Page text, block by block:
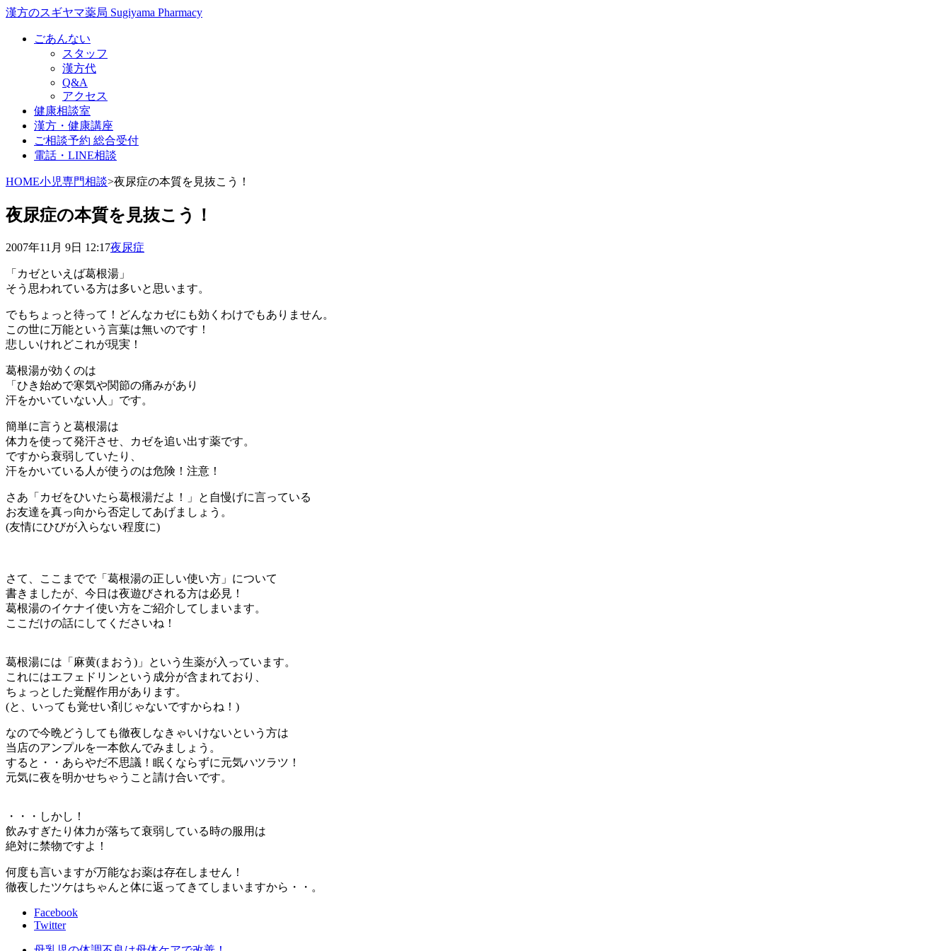
漢方のスギヤマ薬局 Sugiyama Pharmacy
ごあんない
スタッフ
漢方代
Q&A
アクセス
健康相談室
漢方・健康講座
ご相談予約 総合受付
電話・LINE相談
HOME小児専門相談>夜尿症の本質を見抜こう！
夜尿症の本質を見抜こう！
2007年11月 9日 12:17夜尿症
「カゼといえば葛根湯」
そう思われている方は多いと思います。
でもちょっと待って！どんなカゼにも効くわけでもありません。
この世に万能という言葉は無いのです！
悲しいけれどこれが現実！
葛根湯が効くのは
「ひき始めで寒気や関節の痛みがあり
汗をかいていない人」です。
簡単に言うと葛根湯は
体力を使って発汗させ、カゼを追い出す薬です。
ですから衰弱していたり、
汗をかいている人が使うのは危険！注意！
さあ「カゼをひいたら葛根湯だよ！」と自慢げに言っている
お友達を真っ向から否定してあげましょう。
(友情にひびが入らない程度に)
さて、ここまでで「葛根湯の正しい使い方」について
書きましたが、今日は夜遊びされる方は必見！
葛根湯のイケナイ使い方をご紹介してしまいます。
ここだけの話にしてくださいね！
葛根湯には「麻黄(まおう)」という生薬が入っています。
これにはエフェドリンという成分が含まれており、
ちょっとした覚醒作用があります。
(と、いっても覚せい剤じゃないですからね！)
なので今晩どうしても徹夜しなきゃいけないという方は
当店のアンプルを一本飲んでみましょう。
すると・・あらやだ不思議！眠くならずに元気ハツラツ！
元気に夜を明かせちゃうこと請け合いです。
・・・しかし！
飲みすぎたり体力が落ちて衰弱している時の服用は
絶対に禁物ですよ！
何度も言いますが万能なお薬は存在しません！
徹夜したツケはちゃんと体に返ってきてしまいますから・・。
Facebook
Twitter